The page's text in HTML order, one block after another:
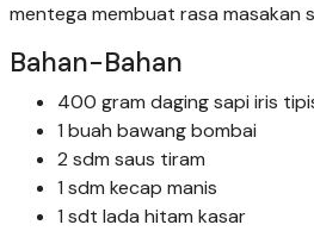
mentega membuat rasa masakan
Bahan-Bahan
400 gram daging sapi iris
1 buah bawang bombai
2 sdm saus tiram
1 sdm kecap manis
1 sdt lada hitam kasar